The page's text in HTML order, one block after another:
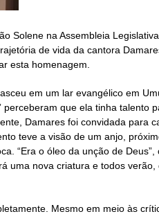
Solene na Assembleia
de vida da cantora
esta homenagem.
em um lar evangélico em
perceberam que ela tinha talento
Damares foi convidada para
teve a visão de um anjo,
“Era o óleo da unção de Deus”
uma nova criatura e todos
Mesmo em meio às